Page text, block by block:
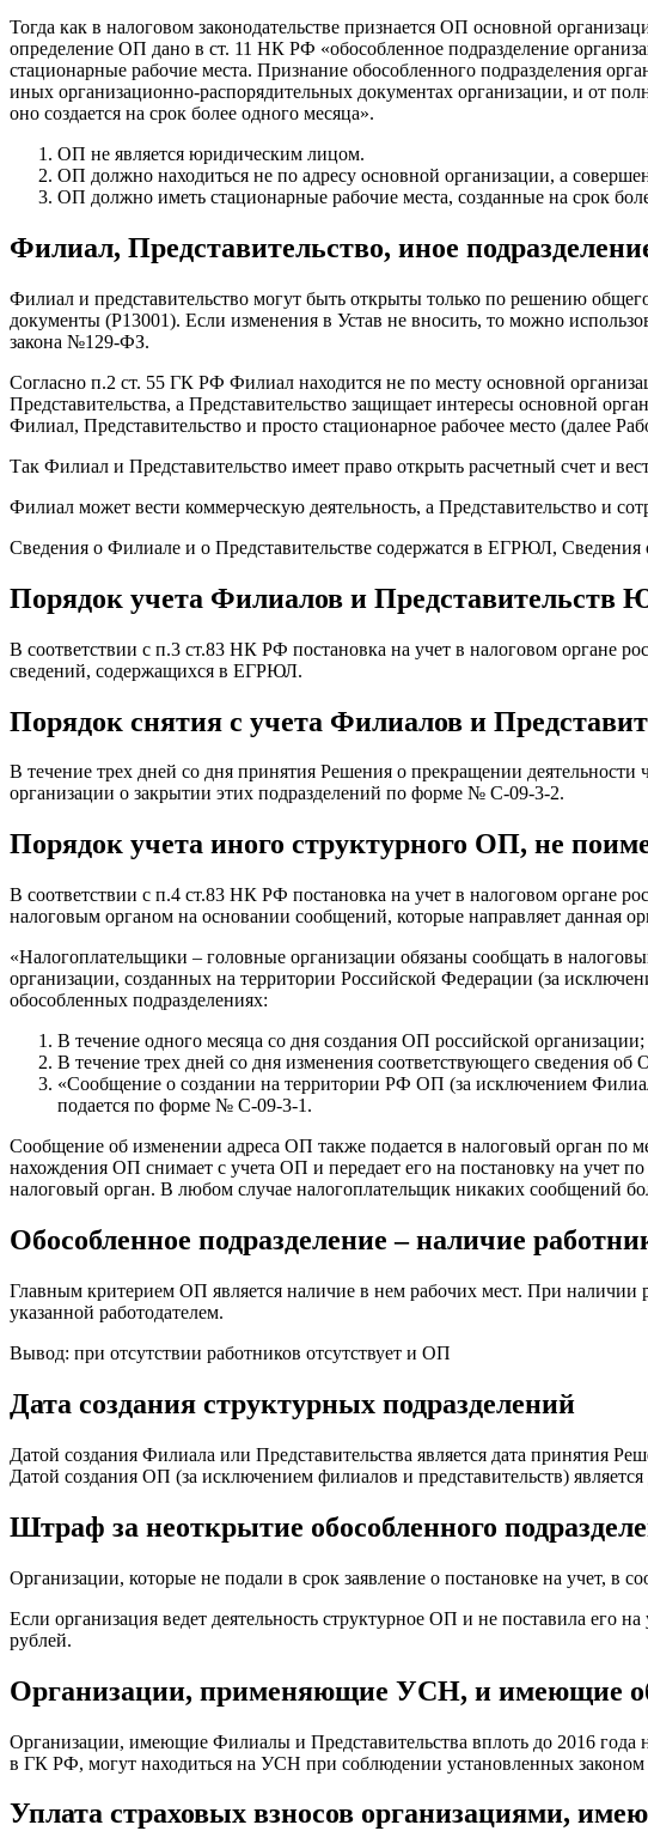
Тогда как в налоговом законодательстве признается ОП основной
определение ОП дано в ст. 11 НК РФ «обособленное подразделение
стационарные рабочие места. Признание обособленного подразделения
иных организационно-распорядительных документах организации, и от
оно создается на срок более одного месяца».
ОП не является юридическим лицом.
ОП должно находиться не по адресу основной организации, а
ОП должно иметь стационарные рабочие места, созданные на срок
Филиал, Представительство, иное
Филиал и представительство могут быть открыты только по решению
документы (Р13001). Если изменения в Устав не вносить, то можно
закона №129-ФЗ.
Согласно п.2 ст. 55 ГК РФ Филиал находится не по месту основной
Представительства, а Представительство защищает интересы основной
Филиал, Представительство и просто стационарное рабочее место (далее
Так Филиал и Представительство имеет право открыть расчетный счет и
Филиал может вести коммерческую деятельность, а Представительство и
Сведения о Филиале и о Представительстве содержатся в ЕГРЮЛ,
Порядок учета Филиалов и Представительств
В соответствии с п.3 ст.83 НК РФ постановка на учет в налоговом органе
сведений, содержащихся в ЕГРЮЛ.
Порядок снятия с учета Филиалов и
В течение трех дней со дня принятия Решения о прекращении
организации о закрытии этих подразделений по форме № С-09-3-2.
Порядок учета иного структурного ОП, не
В соответствии с п.4 ст.83 НК РФ постановка на учет в налоговом органе
налоговым органом на основании сообщений, которые направляет данная
«Налогоплательщики – головные организации обязаны сообщать в
организации, созданных на территории Российской Федерации (за
обособленных подразделениях:
В течение одного месяца со дня создания ОП российской организации;
В течение трех дней со дня изменения соответствующего сведения об
«Сообщение о создании на территории РФ ОП (за исключением
подается по форме № С-09-3-1.
Сообщение об изменении адреса ОП также подается в налоговый орган по
нахождения ОП снимает с учета ОП и передает его на постановку на учет
налоговый орган. В любом случае налогоплательщик никаких сообщений
Обособленное подразделение – наличие
Главным критерием ОП является наличие в нем рабочих мест. При
указанной работодателем.
Вывод: при отсутствии работников отсутствует и ОП
Дата создания структурных подразделений
Датой создания Филиала или Представительства является дата принятия
Датой создания ОП (за исключением филиалов и представительств)
Штраф за неоткрытие обособленного
Организации, которые не подали в срок заявление о постановке на учет, в
Если организация ведет деятельность структурное ОП и не поставила его
рублей.
Организации, применяющие УСН, и имеющие
Организации, имеющие Филиалы и Представительства вплоть до 2016
в ГК РФ, могут находиться на УСН при соблюдении установленных законом
Уплата страховых взносов организациями,